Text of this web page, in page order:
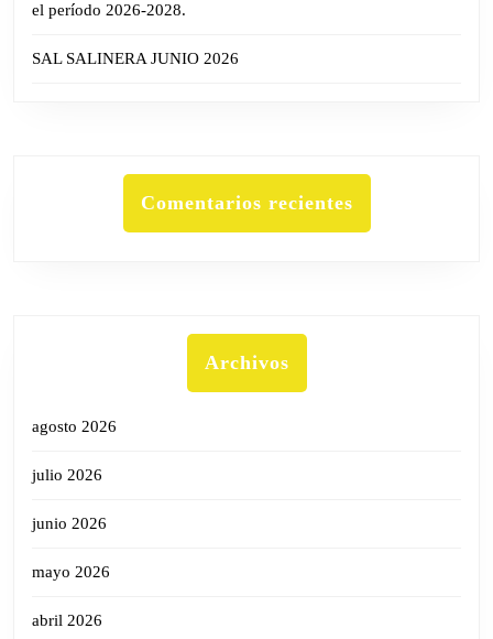
el período 2026-2028.
SAL SALINERA JUNIO 2026
Comentarios recientes
Archivos
agosto 2026
julio 2026
junio 2026
mayo 2026
abril 2026